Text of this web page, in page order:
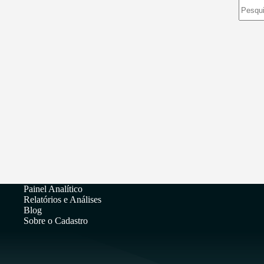
Painel Analítico
Relatórios e Análises
Blog
Sobre o Cadastro